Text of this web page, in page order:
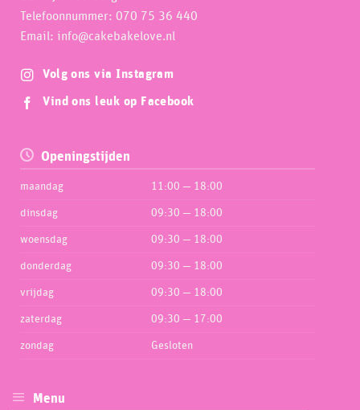
Telefoonnummer: 070 75 36 440
Email: info@cakebakelove.nl
Volg ons via Instagram
Vind ons leuk op Facebook
Openingstijden
maandag 11:00 — 18:00
dinsdag 09:30 — 18:00
woensdag 09:30 — 18:00
donderdag 09:30 — 18:00
vrijdag 09:30 — 18:00
zaterdag 09:30 — 17:00
zondag Gesloten
Menu